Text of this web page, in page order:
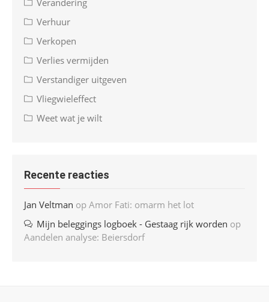
Verandering
Verhuur
Verkopen
Verlies vermijden
Verstandiger uitgeven
Vliegwieleffect
Weet wat je wilt
Recente reacties
Jan Veltman op Amor Fati: omarm het lot
Mijn beleggings logboek - Gestaag rijk worden op
Aandelen analyse: Beiersdorf